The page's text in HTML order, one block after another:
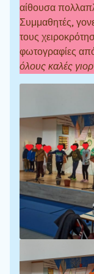
αίθουσα
Συμμαθητές,
τους
φωτογραφίες
όλους καλές